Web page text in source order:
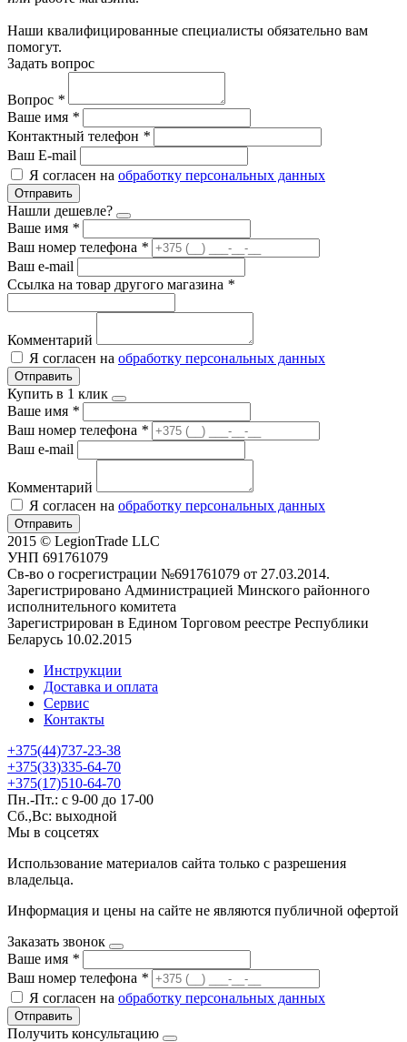
Наши квалифицированные специалисты обязательно вам
помогут.
Задать вопрос
Вопрос *
Ваше имя *
Контактный телефон *
Ваш E-mail
Я согласен на обработку персональных данных
Отправить
Нашли дешевле?
Ваше имя *
Ваш номер телефона *
Ваш e-mail
Ссылка на товар другого магазина *
Комментарий
Я согласен на обработку персональных данных
Отправить
Купить в 1 клик
Ваше имя *
Ваш номер телефона *
Ваш e-mail
Комментарий
Я согласен на обработку персональных данных
Отправить
2015 © LegionTrade LLC
УНП 691761079
Св-во о госрегистрации №691761079 от 27.03.2014.
Зарегистрировано Администрацией Минского районного
исполнительного комитета
Зарегистрирован в Едином Торговом реестре Республики
Беларусь 10.02.2015
Инструкции
Доставка и оплата
Сервис
Контакты
+375(44)737-23-38
+375(33)335-64-70
+375(17)510-64-70
Пн.-Пт.: с 9-00 до 17-00
Сб.,Вс: выходной
Мы в соцсетях
Использование материалов сайта только с разрешения
владельца.
Информация и цены на сайте не являются публичной офертой
Заказать звонок
Ваше имя *
Ваш номер телефона *
Я согласен на обработку персональных данных
Отправить
Получить консультацию